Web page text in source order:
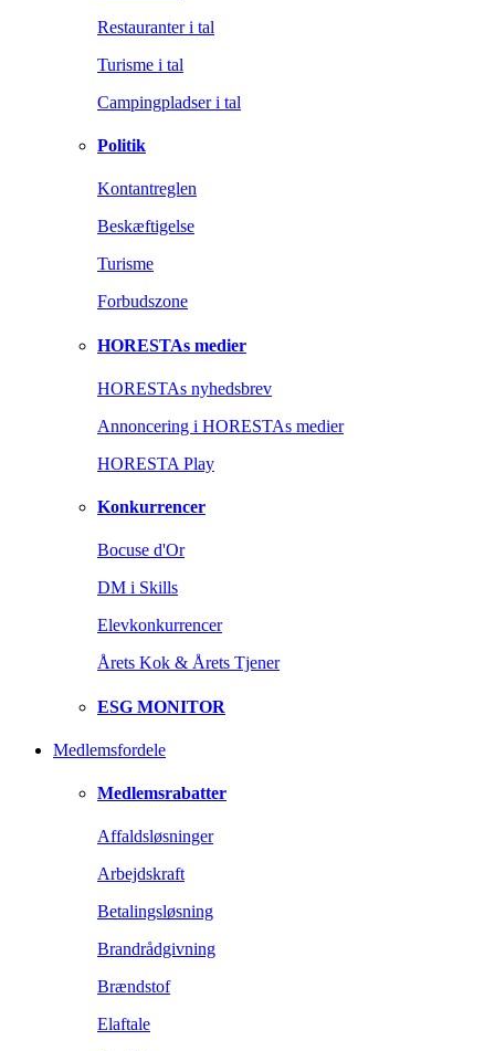
Restauranter i tal
Turisme i tal
Campingpladser i tal
Politik
Kontantreglen
Beskæftigelse
Turisme
Forbudszone
HORESTAs medier
HORESTAs nyhedsbrev
Annoncering i HORESTAs medier
HORESTA Play
Konkurrencer
Bocuse d'Or
DM i Skills
Elevkonkurrencer
Årets Kok & Årets Tjener
ESG MONITOR
Medlemsfordele
Medlemsrabatter
Affaldsløsninger
Arbejdskraft
Betalingsløsning
Brandrådgivning
Brændstof
Elaftale